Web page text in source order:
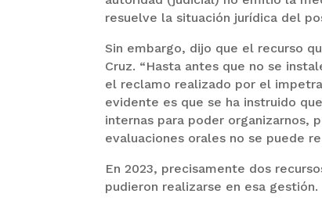
resuelve la situación jurídica del
Sin embargo, dijo que el recurso
Cruz. “Hasta antes que no se
el reclamo realizado por el
evidente es que se ha instruido
internas para poder organizarnos,
evaluaciones orales no se puede
En 2023, precisamente dos
pudieron realizarse en esa gestión.